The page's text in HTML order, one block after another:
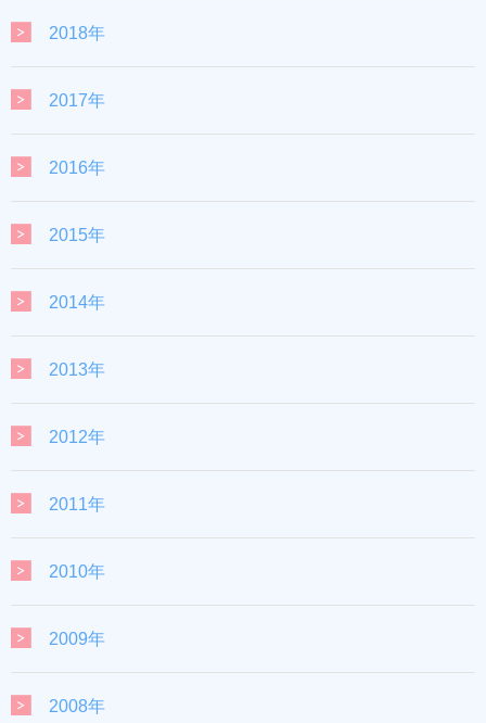
2018年
2017年
2016年
2015年
2014年
2013年
2012年
2011年
2010年
2009年
2008年